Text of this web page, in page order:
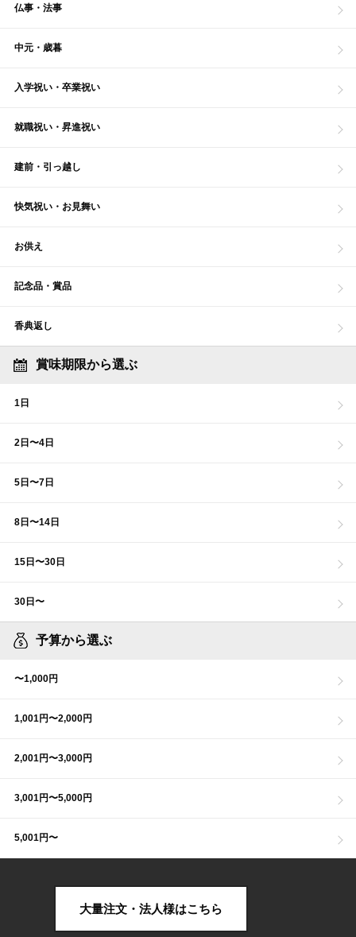
仏事・法事
中元・歳暮
入学祝い・卒業祝い
就職祝い・昇進祝い
建前・引っ越し
快気祝い・お見舞い
お供え
記念品・賞品
香典返し
賞味期限から選ぶ
1日
2日〜4日
5日〜7日
8日〜14日
15日〜30日
30日〜
予算から選ぶ
〜1,000円
1,001円〜2,000円
2,001円〜3,000円
3,001円〜5,000円
5,001円〜
大量注文・法人様はこちら